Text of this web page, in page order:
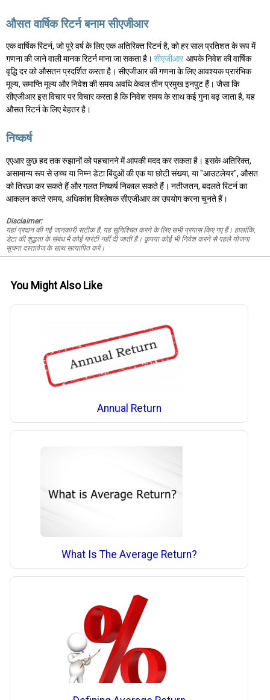
औसत वार्षिक रिटर्न बनाम सीएजीआर
एक वार्षिक रिटर्न, जो पूरे वर्ष के लिए एक अतिरिक्त रिटर्न है, को हर साल प्रतिशत के रूप में
गणना की जाने वाली मानक रिटर्न माना जा सकता है। सीएजीआर आपके निवेश की वार्षिक
वृद्धि दर को औसतन प्रदर्शित करता है। सीएजीआर की गणना के लिए आवश्यक प्रारंभिक
मूल्य, समाप्ति मूल्य और निवेश की समय अवधि केवल तीन प्रमुख इनपुट हैं। जैसा कि
सीएजीआर इस विचार पर विचार करता है कि निवेश समय के साथ कई गुना बढ़ जाता है, यह
औसत रिटर्न के लिए बेहतर है।
निष्कर्ष
एएआर कुछ हद तक रुझानों को पहचानने में आपकी मदद कर सकता है। इसके अतिरिक्त,
असामान्य रूप से उच्च या निम्न डेटा बिंदुओं की एक या छोटी संख्या, या "आउटलेयर", औसत
को तिरछा कर सकते हैं और गलत निष्कर्ष निकाल सकते हैं। नतीजतन, बदलते रिटर्न का
आकलन करते समय, अधिकांश विश्लेषक सीएजीआर का उपयोग करना चुनते हैं।
Disclaimer:
यहां प्रदान की गई जानकारी सटीक है, यह सुनिश्चित करने के लिए सभी प्रयास किए गए हैं। हालांकि,
डेटा की शुद्धता के संबंध में कोई गारंटी नहीं दी जाती है। कृपया कोई भी निवेश करने से पहले योजना
सूचना दस्तावेज के साथ सत्यापित करें।
You Might Also Like
Annual Return
What Is The Average Return?